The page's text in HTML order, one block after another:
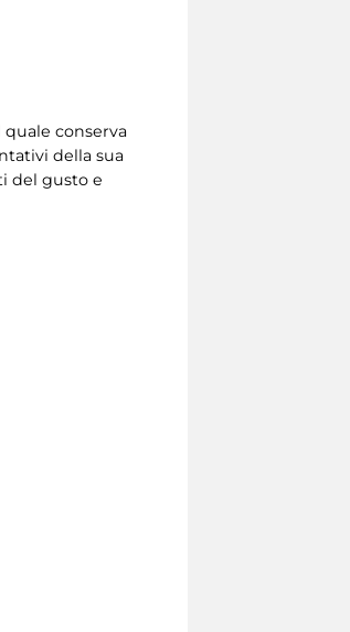
conserva
della sua
del gusto e